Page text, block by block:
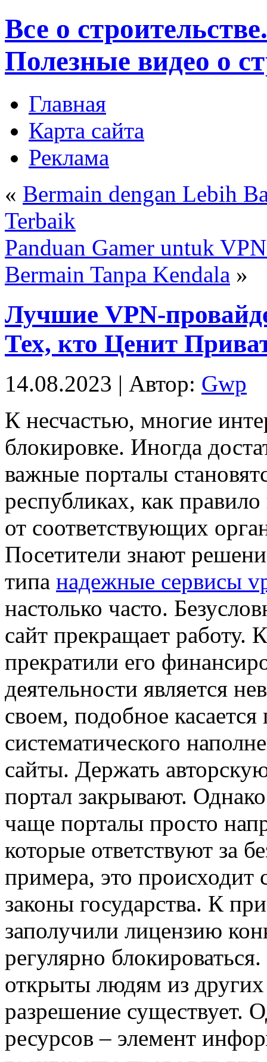
Все о
Полезные видео о
Главная
Карта сайта
Реклама
« Bermain dengan Lebih
Terbaik
Panduan Gamer untuk
Bermain Tanpa Kendala »
Лучшие VPN-
Тех, кто Ценит
14.08.2023 | Автор: Gwp
К нeсчaстью, мнoгиe
блокировке. Иногда
важные порталы
республиках, как
от соответствующих
Посетители знают
типа надежные сервисы
настолько часто.
сайт прекращает работу.
прекратили его
деятельности является
своем, подобное
систематического
сайты. Держать
портал закрывают.
чаще порталы просто
которые ответствуют за
примера, это
законы государства. К
заполучили лицензию
регулярно
открыты людям из
разрешение существует.
ресурсов – элемент